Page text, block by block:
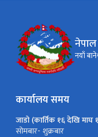
नयाँ
कार्यालय समय
जाडो (कार्तिक १६ देखि माघ
सोमबार- शुक्रबार